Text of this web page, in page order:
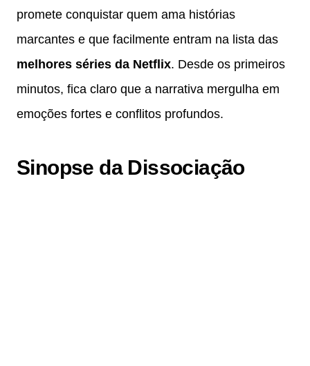
promete conquistar quem ama histórias
marcantes e que facilmente entram na lista das
melhores séries da Netflix. Desde os primeiros
minutos, fica claro que a narrativa mergulha em
emoções fortes e conflitos profundos.
Sinopse da Dissociação